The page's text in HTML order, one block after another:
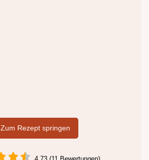
Zum Rezept springen